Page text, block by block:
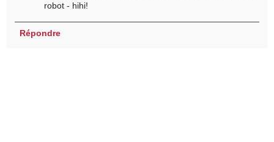
robot - hihi!
Répondre